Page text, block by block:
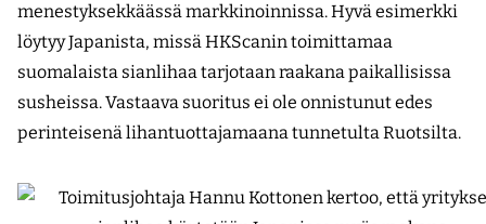
menestyksekkäässä markkinoinnissa. Hyvä esimerkki
löytyy Japanista, missä HKScanin toimittamaa
suomalaista sianlihaa tarjotaan raakana paikallisissa
susheissa. Vastaava suoritus ei ole onnistunut edes
perinteisenä lihantuottajamaana tunnetulta Ruotsilta.